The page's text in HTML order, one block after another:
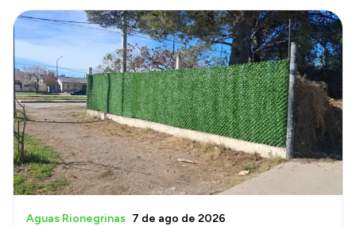
Aguas Rionegrinas 7 de ago de 2026